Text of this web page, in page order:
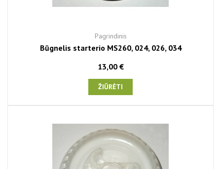
Pagrindinis
Būgnelis starterio MS260, 024, 026, 034
13,00 €
ŽIŪRĖTI